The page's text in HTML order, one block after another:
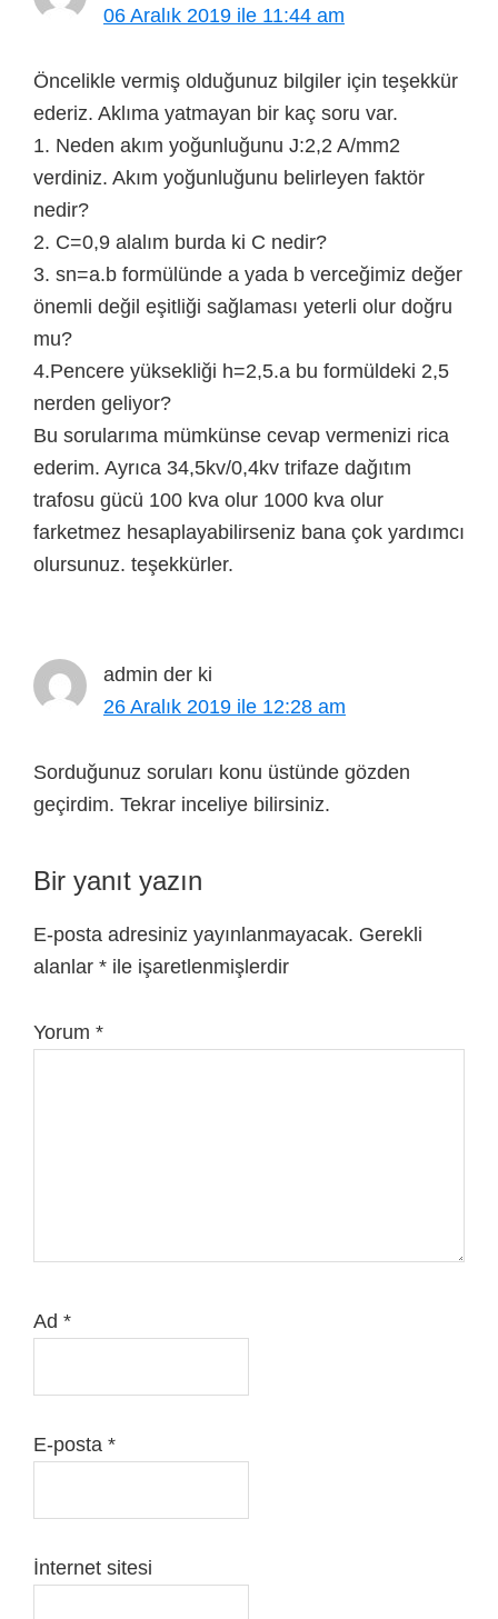
06 Aralık 2019 ile 11:44 am
Öncelikle vermiş olduğunuz bilgiler için teşekkür
ederiz. Aklıma yatmayan bir kaç soru var.
1. Neden akım yoğunluğunu J:2,2 A/mm2
verdiniz. Akım yoğunluğunu belirleyen faktör
nedir?
2. C=0,9 alalım burda ki C nedir?
3. sn=a.b formülünde a yada b verceğimiz değer
önemli değil eşitliği sağlaması yeterli olur doğru
mu?
4.Pencere yüksekliği h=2,5.a bu formüldeki 2,5
nerden geliyor?
Bu sorularıma mümkünse cevap vermenizi rica
ederim. Ayrıca 34,5kv/0,4kv trifaze dağıtım
trafosu gücü 100 kva olur 1000 kva olur
farketmez hesaplayabilirseniz bana çok yardımcı
olursunuz. teşekkürler.
admin der ki
26 Aralık 2019 ile 12:28 am
Sorduğunuz soruları konu üstünde gözden
geçirdim. Tekrar inceliye bilirsiniz.
Bir yanıt yazın
E-posta adresiniz yayınlanmayacak. Gerekli
alanlar * ile işaretlenmişlerdir
Yorum *
Ad *
E-posta *
İnternet sitesi